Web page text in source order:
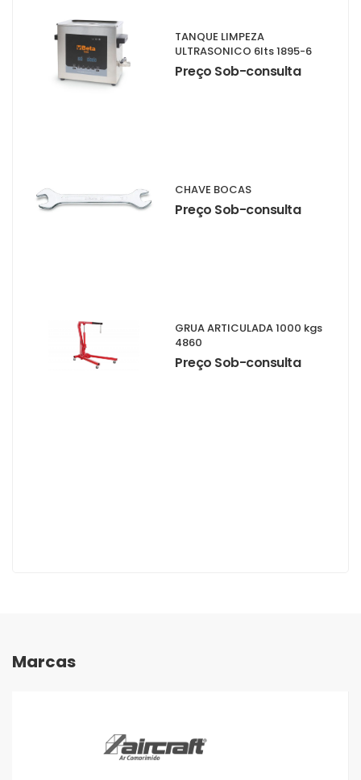
TANQUE LIMPEZA
ULTRASONICO 6lts 1895-6
Preço Sob-consulta
CHAVE BOCAS
Preço Sob-consulta
GRUA ARTICULADA 1000 kgs
4860
Preço Sob-consulta
Marcas